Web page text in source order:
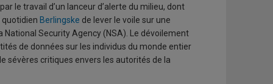
le travail d’un lanceur d’alerte du milieu, dont
quotidien Berlingske de lever le voile sur une
Security Agency (NSA). Le dévoilement
de données sur les individus du monde entier
sévères critiques envers les autorités de la